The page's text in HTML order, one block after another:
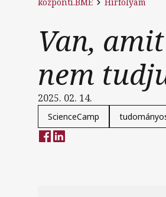
Van,
nem
2025. 02. 14.
ScienceCamp